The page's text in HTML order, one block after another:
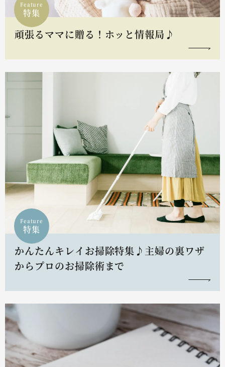
Feature
特集
頑張るママに贈る！ホッと情報局♪
Feature
特集
かんたんキレイお掃除特集♪主婦の裏ワザ
からプロのお掃除術まで